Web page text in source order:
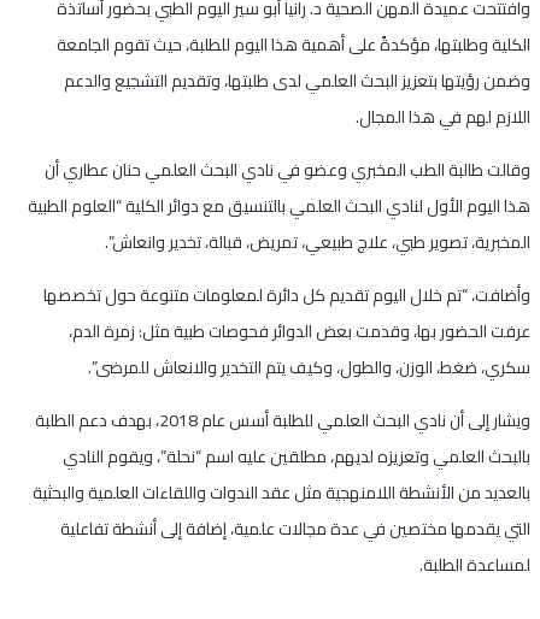
وافتتحت عميدة المهن الصحية د. رانيا أبو سير اليوم الطبي بحضور أساتذة
الكلية وطلبتها، مؤكدةً على أهمية هذا اليوم للطلبة، حيث تقوم الجامعة
وضمن رؤيتها بتعزيز البحث العلمي لدى طلبتها، وتقديم التشجيع والدعم
اللازم لهم في هذا المجال.
وقالت طالبة الطب المخبري وعضو في نادي البحث العلمي حنان عطاري أن
هذا اليوم الأول لنادي البحث العلمي بالتنسيق مع دوائر الكلية “العلوم الطبية
المخبرية، تصوير طبي، علاج طبيعي، تمريض، قبالة، تخدير وانعاش”.
وأضافت، “تم خلال اليوم تقديم كل دائرة لمعلومات متنوعة حول تخصصها
عرفت الحضور بها، وقدمت بعض الدوائر فحوصات طبية مثل: زمرة الدم،
سكري، ضغط، الوزن، والطول، وكيف يتم التخدير والانعاش للمرضى”.
ويشار إلى أن نادي البحث العلمي للطلبة أسس عام 2018، بهدف دعم الطلبة
بالبحث العلمي وتعزيزه لديهم، مطلقين عليه اسم “نحلة”، ويقوم النادي
بالعديد من الأنشطة اللامنهجية مثل عقد الندوات واللقاءات العلمية والبحثية
التي يقدمها مختصين في عدة مجالات علمية، إضافة إلى أنشطة تفاعلية
لمساعدة الطلبة.